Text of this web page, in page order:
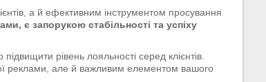
а й ефективним інструментом просування
є запорукою стабільності та успіху
рівень лояльності серед клієнтів.
реклами, але й важливим елементом вашого